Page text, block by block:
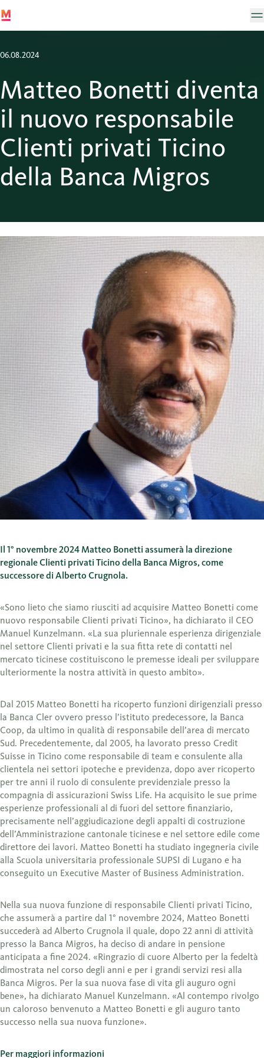
06.08.2024
Matteo Bonetti diventa
il nuovo responsabile
Clienti privati Ticino
della Banca Migros
Il 1° novembre 2024 Matteo Bonetti assumerà la direzione
regionale Clienti privati Ticino della Banca Migros, come
successore di Alberto Crugnola.
«Sono lieto che siamo riusciti ad acquisire Matteo Bonetti come
nuovo responsabile Clienti privati Ticino», ha dichiarato il CEO
Manuel Kunzelmann. «La sua pluriennale esperienza dirigenziale
nel settore Clienti privati e la sua fitta rete di contatti nel
mercato ticinese costituiscono le premesse ideali per sviluppare
ulteriormente la nostra attività in questo ambito».
Dal 2015 Matteo Bonetti ha ricoperto funzioni dirigenziali presso
la Banca Cler ovvero presso l’istituto predecessore, la Banca
Coop, da ultimo in qualità di responsabile dell’area di mercato
Sud. Precedentemente, dal 2005, ha lavorato presso Credit
Suisse in Ticino come responsabile di team e consulente alla
clientela nei settori ipoteche e previdenza, dopo aver ricoperto
per tre anni il ruolo di consulente previdenziale presso la
compagnia di assicurazioni Swiss Life. Ha acquisito le sue prime
esperienze professionali al di fuori del settore finanziario,
precisamente nell’aggiudicazione degli appalti di costruzione
dell’Amministrazione cantonale ticinese e nel settore edile come
direttore dei lavori. Matteo Bonetti ha studiato ingegneria civile
alla Scuola universitaria professionale SUPSI di Lugano e ha
conseguito un Executive Master of Business Administration.
Nella sua nuova funzione di responsabile Clienti privati Ticino,
che assumerà a partire dal 1° novembre 2024, Matteo Bonetti
succederà ad Alberto Crugnola il quale, dopo 22 anni di attività
presso la Banca Migros, ha deciso di andare in pensione
anticipata a fine 2024. «Ringrazio di cuore Alberto per la fedeltà
dimostrata nel corso degli anni e per i grandi servizi resi alla
Banca Migros. Per la sua nuova fase di vita gli auguro ogni
bene», ha dichiarato Manuel Kunzelmann. «Al contempo rivolgo
un caloroso benvenuto a Matteo Bonetti e gli auguro tanto
successo nella sua nuova funzione».
Per maggiori informazioni